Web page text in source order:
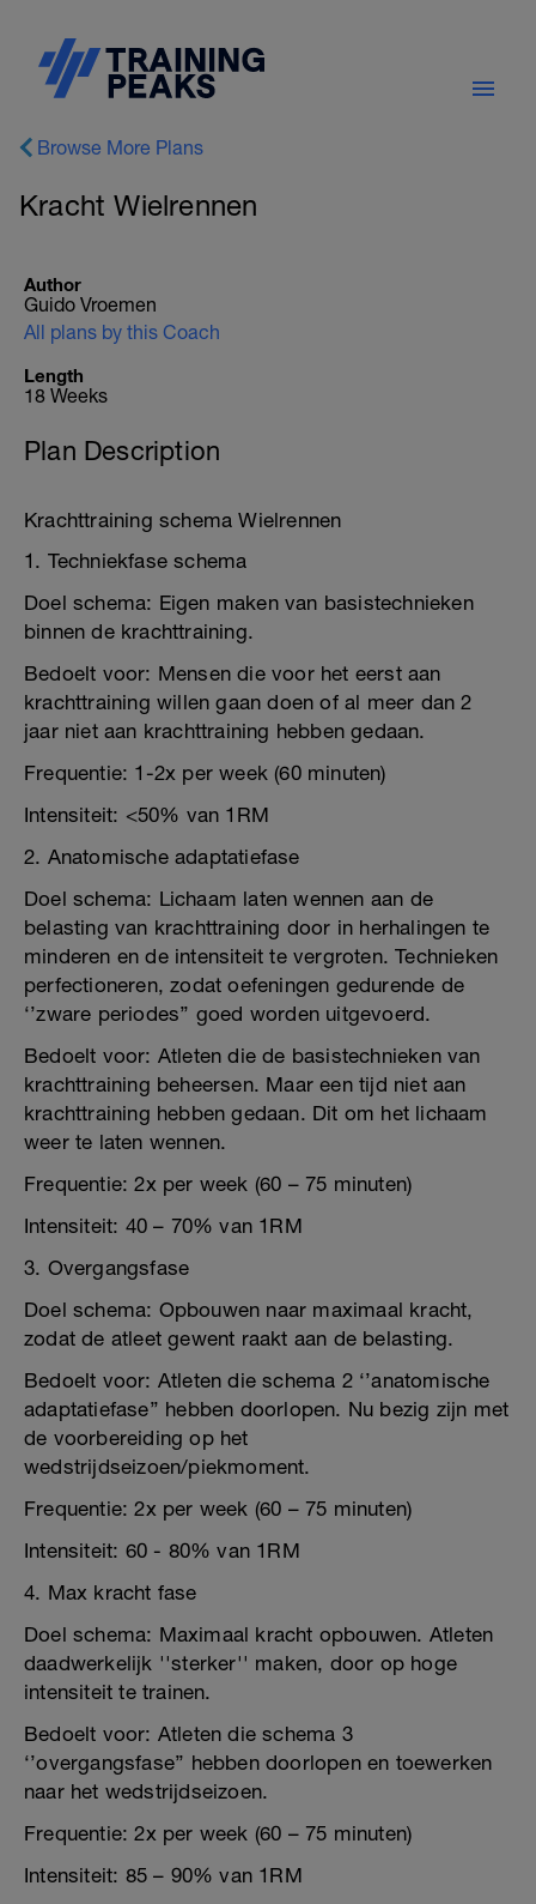
Browse More Plans
Kracht Wielrennen
Author
Guido Vroemen
All plans by this Coach
Length
18 Weeks
Plan Description
Krachttraining schema Wielrennen
1. Techniekfase schema
Doel schema: Eigen maken van basistechnieken
binnen de krachttraining.
Bedoelt voor: Mensen die voor het eerst aan
krachttraining willen gaan doen of al meer dan 2
jaar niet aan krachttraining hebben gedaan.
Frequentie: 1-2x per week (60 minuten)
Intensiteit: <50% van 1RM
2. Anatomische adaptatiefase
Doel schema: Lichaam laten wennen aan de
belasting van krachttraining door in herhalingen te
minderen en de intensiteit te vergroten. Technieken
perfectioneren, zodat oefeningen gedurende de
‘’zware periodes’’ goed worden uitgevoerd.
Bedoelt voor: Atleten die de basistechnieken van
krachttraining beheersen. Maar een tijd niet aan
krachttraining hebben gedaan. Dit om het lichaam
weer te laten wennen.
Frequentie: 2x per week (60 – 75 minuten)
Intensiteit: 40 – 70% van 1RM
3. Overgangsfase
Doel schema: Opbouwen naar maximaal kracht,
zodat de atleet gewent raakt aan de belasting.
Bedoelt voor: Atleten die schema 2 ‘’anatomische
adaptatiefase’’ hebben doorlopen. Nu bezig zijn met
de voorbereiding op het
wedstrijdseizoen/piekmoment.
Frequentie: 2x per week (60 – 75 minuten)
Intensiteit: 60 - 80% van 1RM
4. Max kracht fase
Doel schema: Maximaal kracht opbouwen. Atleten
daadwerkelijk ''sterker'' maken, door op hoge
intensiteit te trainen.
Bedoelt voor: Atleten die schema 3
‘’overgangsfase’’ hebben doorlopen en toewerken
naar het wedstrijdseizoen.
Frequentie: 2x per week (60 – 75 minuten)
Intensiteit: 85 – 90% van 1RM